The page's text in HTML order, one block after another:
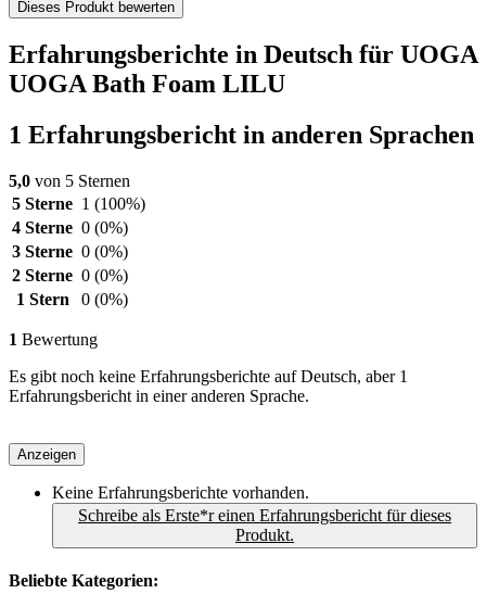
Dieses Produkt bewerten
Erfahrungsberichte in Deutsch für UOGA
UOGA Bath Foam LILU
1 Erfahrungsbericht in anderen Sprachen
5,0 von 5 Sternen
5 Sterne 1 (100%)
4 Sterne 0 (0%)
3 Sterne 0 (0%)
2 Sterne 0 (0%)
1 Stern
0 (0%)
1 Bewertung
Es gibt noch keine Erfahrungsberichte auf Deutsch, aber 1
Erfahrungsbericht in einer anderen Sprache.
Anzeigen
Keine Erfahrungsberichte vorhanden.
Schreibe als Erste*r einen Erfahrungsbericht für dieses
Produkt.
Beliebte Kategorien: